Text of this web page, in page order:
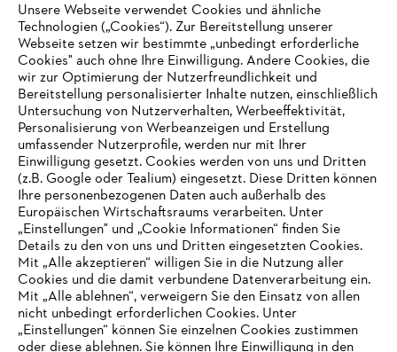
Zahlungsmöglichkeiten
Unternehmen
Online Shop
IHR BROWSER WIRD NICHT
Unsere Webseite verwendet Cookies und ähnliche
Technologien („Cookies“). Zur Bereitstellung unserer
Webseite setzen wir bestimmte „unbedingt erforderliche
Cookies" auch ohne Ihre Einwilligung. Andere Cookies, die
wir zur Optimierung der Nutzerfreundlichkeit und
Bereitstellung personalisierter Inhalte nutzen, einschließlich
Untersuchung von Nutzerverhalten, Werbeeffektivität,
Personalisierung von Werbeanzeigen und Erstellung
umfassender Nutzerprofile, werden nur mit Ihrer
Einwilligung gesetzt. Cookies werden von uns und Dritten
(z.B. Google oder Tealium) eingesetzt. Diese Dritten können
Ihre personenbezogenen Daten auch außerhalb des
Europäischen Wirtschaftsraums verarbeiten. Unter
„Einstellungen" und „Cookie Informationen“ finden Sie
Details zu den von uns und Dritten eingesetzten Cookies.
Mit „Alle akzeptieren“ willigen Sie in die Nutzung aller
Cookies und die damit verbundene Datenverarbeitung ein.
Mit „Alle ablehnen“, verweigern Sie den Einsatz von allen
nicht unbedingt erforderlichen Cookies. Unter
„Einstellungen“ können Sie einzelnen Cookies zustimmen
oder diese ablehnen. Sie können Ihre Einwilligung in den